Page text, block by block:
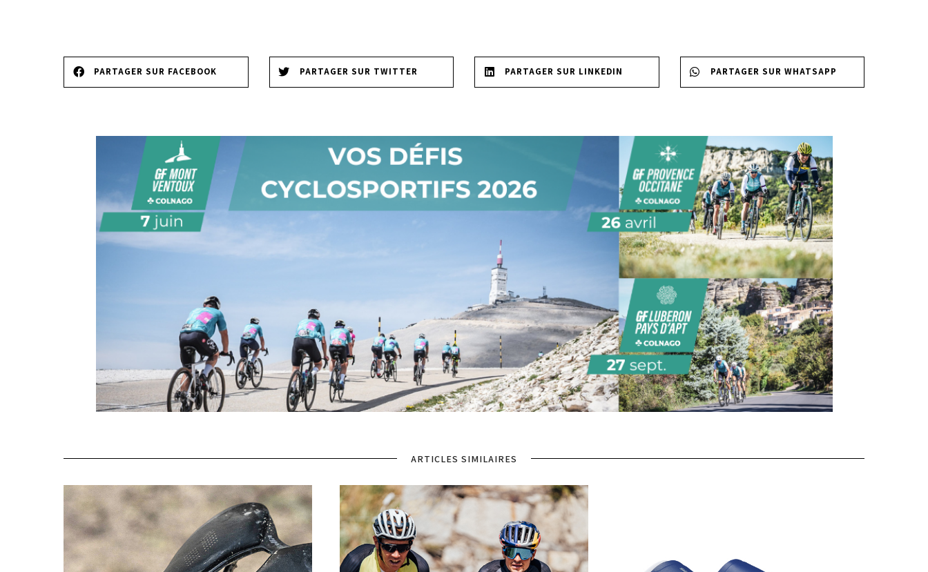
PARTAGER SUR FACEBOOK PARTAGER SUR TWITTER PARTAGER SUR LINKEDIN PARTAGER SUR WHATSAPP
ARTICLES SIMILAIRES